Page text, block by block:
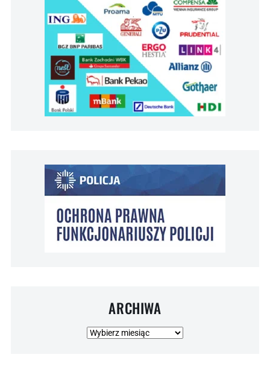
ARCHIWA
Archiwa